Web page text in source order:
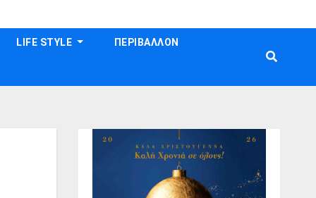
LIFE STYLE ΠΕΡΙΒΑΛΛΟΝ